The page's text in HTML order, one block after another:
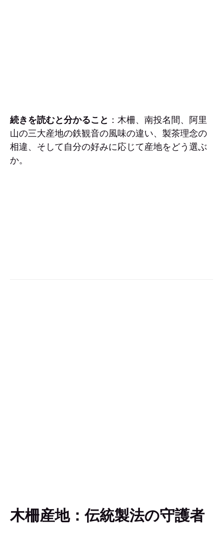
続きを読むと分かること ：木柵、南投名間、阿里
山の三大産地の鉄観音の風味の違い、製茶理念の
相違、そして自分の好みに応じて産地をどう選ぶ
か。
木柵産地：伝統製法の守護者